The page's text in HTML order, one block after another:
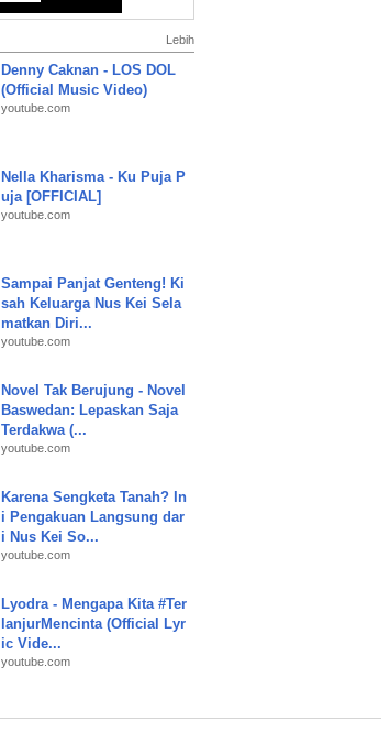
Lebih
Denny Caknan - LOS DOL
(Official Music Video)
youtube.com
Nella Kharisma - Ku Puja P
uja [OFFICIAL]
youtube.com
Sampai Panjat Genteng! Ki
sah Keluarga Nus Kei Sela
matkan Diri...
youtube.com
Novel Tak Berujung - Novel
Baswedan: Lepaskan Saja
Terdakwa (...
youtube.com
Karena Sengketa Tanah? In
i Pengakuan Langsung dar
i Nus Kei So...
youtube.com
Lyodra - Mengapa Kita #Ter
lanjurMencinta (Official Lyr
ic Vide...
youtube.com